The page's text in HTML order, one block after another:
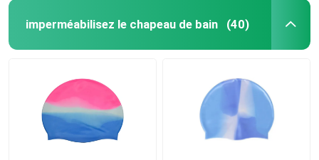
imperméabilisez le chapeau de bain (40)